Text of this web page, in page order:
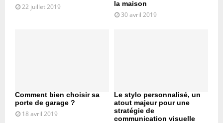
22 juillet 2019
la maison
30 avril 2019
Comment bien choisir sa
porte de garage ?
18 avril 2019
Le stylo personnalisé, un
atout majeur pour une
stratégie de
communication visuelle